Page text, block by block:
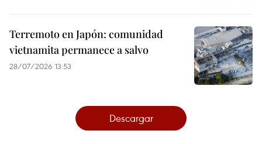
Terremoto en Japón: comunidad
vietnamita permanece a salvo
28/07/2026 13:53
Descargar